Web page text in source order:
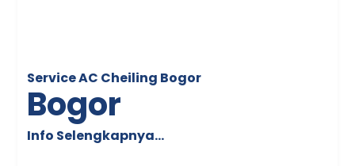
Service AC Cheiling Bogor
Bogor
Info Selengkapnya…